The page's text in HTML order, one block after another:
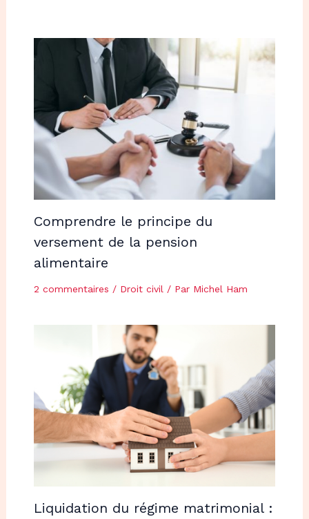
Comprendre le principe du
versement de la pension
alimentaire
2 commentaires / Droit civil / Par Michel Ham
Liquidation du régime matrimonial :